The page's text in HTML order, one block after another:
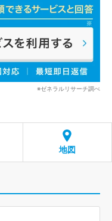
※ゼネラルリサーチ調べ
地図